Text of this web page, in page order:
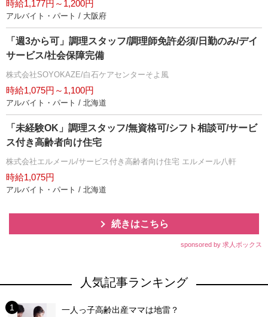
時給1,177円～1,200円
アルバイト・パート / 大阪府
「週3から可」調理スタッフ/調理師免許必須/日勤のみ/デイ
サービス/社会保障完備
株式会社SOYOKAZE/白石ケアセンターそよ風
時給1,075円～1,100円
アルバイト・パート / 北海道
「未経験OK」調理スタッフ/無資格可/シフト相談可/サービ
ス付き高齢者向け住宅
株式会社エルメール/サービス付き高齢者向け住宅 エルメール八軒
時給1,075円
アルバイト・パート / 北海道
続きはこちら
sponsored by 求人ボックス
人気記事ランキング
一人っ子高齢出産ママは地雷？